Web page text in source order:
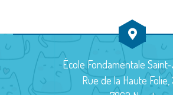
a
i
École Fondamentale
Rue de la Haute Folie,